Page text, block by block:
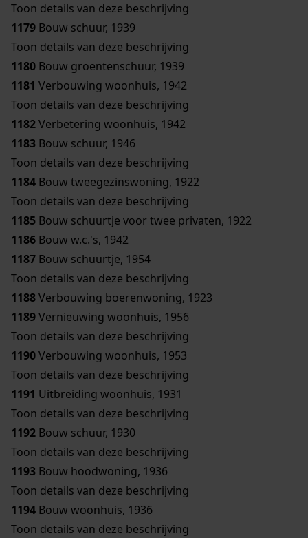
Toon details van deze beschrijving
1179 Bouw schuur, 1939
Toon details van deze beschrijving
1180 Bouw groentenschuur, 1939
1181 Verbouwing woonhuis, 1942
Toon details van deze beschrijving
1182Verbetering woonhuis, 1942
1183 Bouw schuur, 1946
Toon details van deze beschrijving
1184 Bouw tweegezinswoning, 1922
Toon details van deze beschrijving
1185 Bouw schuurtje voor twee privaten, 1922
1186 Bouw w.c.'s, 1942
1187 Bouw schuurtje, 1954
Toon details van deze beschrijving
1188Verbouwing boerenwoning, 1923
1189Vernieuwing woonhuis, 1956
Toon details van deze beschrijving
1190Verbouwing woonhuis, 1953
Toon details van deze beschrijving
1191 Uitbreiding woonhuis, 1931
Toon details van deze beschrijving
1192 Bouw schuur, 1930
Toon details van deze beschrijving
1193 Bouw hoodwoning, 1936
Toon details van deze beschrijving
1194 Bouw woonhuis, 1936
Toon details van deze beschrijving